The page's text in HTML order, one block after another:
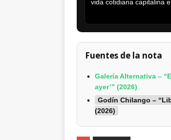
vida cotidiana capitalina
Fuentes de la nota
Galería Alternativa –
ayer’” (2026)
Godín Chilango –
(2026)